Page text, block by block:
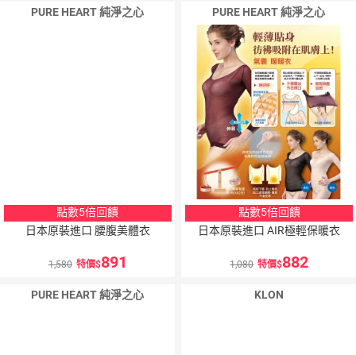
PURE HEART 純淨之心
點數5倍回饋
日本原裝進口 腰腹美體衣
1,580 特價 891
PURE HEART 純淨之心
點數5倍回饋
日本原裝進口 AIR極輕保暖衣
1,080 特價 882
PURE HEART 純淨之心 KLON